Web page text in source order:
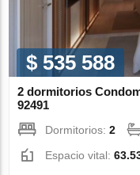
$ 535 588
2 dormitorios
92491
Dormitorios:2
Espacio vital: